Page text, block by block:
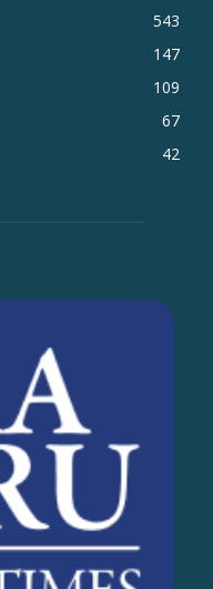
543
147
109
67
42